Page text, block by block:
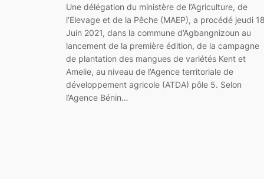
Une délégation du ministère de l’Agriculture, de
l’Elevage et de la Pêche (MAEP), a procédé jeudi
Juin 2021, dans la commune d’Agbangnizoun au
lancement de la première édition, de la campagne
de plantation des mangues de variétés Kent et
Amelie, au niveau de l’Agence territoriale de
développement agricole (ATDA) pôle 5. Selon
l’Agence Bénin…